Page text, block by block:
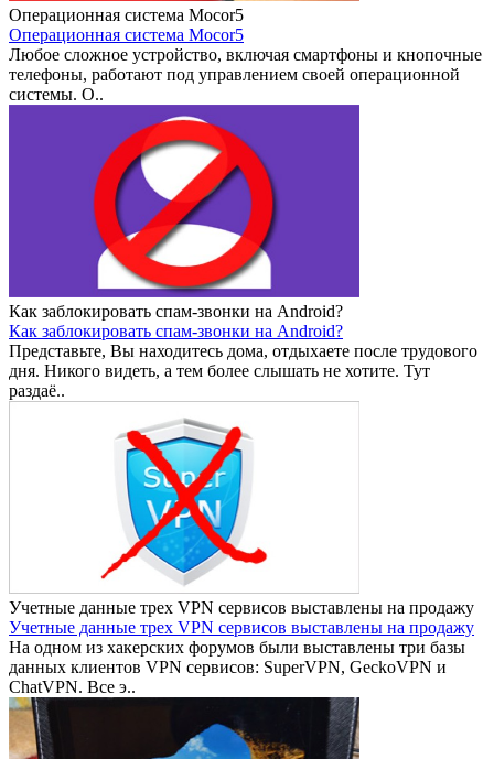
Операционная система Mocor5
Операционная система Mocor5
Любое сложное устройство, включая смартфоны и кнопочные
телефоны, работают под управлением своей операционной
системы. О..
Как заблокировать спам-звонки на Android?
Как заблокировать спам-звонки на Android?
Представьте, Вы находитесь дома, отдыхаете после трудового
дня. Никого видеть, а тем более слышать не хотите. Тут
раздаё..
Учетные данные трех VPN сервисов выставлены на продажу
Учетные данные трех VPN сервисов выставлены на продажу
На одном из хакерских форумов были выставлены три базы
данных клиентов VPN сервисов: SuperVPN, GeckoVPN и
ChatVPN. Все э..